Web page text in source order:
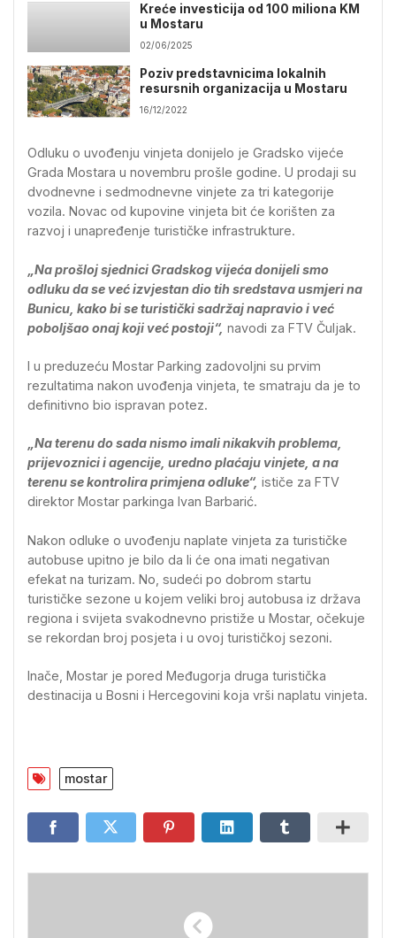
Kreće investicija od 100 miliona KM
u Mostaru
02/06/2025
Poziv predstavnicima lokalnih
resursnih organizacija u Mostaru
16/12/2022
Odluku o uvođenju vinjeta donijelo je Gradsko vijeće
Grada Mostara u novembru prošle godine. U prodaji su
dvodnevne i sedmodnevne vinjete za tri kategorije
vozila. Novac od kupovine vinjeta bit će korišten za
razvoj i unapređenje turističke infrastrukture.
„Na prošloj sjednici Gradskog vijeća donijeli smo
odluku da se već izvjestan dio tih sredstava usmjeri na
Bunicu, kako bi se turistički sadržaj napravio i već
poboljšao onaj koji već postoji“, navodi za FTV Čuljak.
I u preduzeću Mostar Parking zadovoljni su prvim
rezultatima nakon uvođenja vinjeta, te smatraju da je to
definitivno bio ispravan potez.
„Na terenu do sada nismo imali nikakvih problema,
prijevoznici i agencije, uredno plaćaju vinjete, a na
terenu se kontrolira primjena odluke“, ističe za FTV
direktor Mostar parkinga Ivan Barbarić.
Nakon odluke o uvođenju naplate vinjeta za turističke
autobuse upitno je bilo da li će ona imati negativan
efekat na turizam. No, sudeći po dobrom startu
turističke sezone u kojem veliki broj autobusa iz država
regiona i svijeta svakodnevno pristiže u Mostar, očekuje
se rekordan broj posjeta i u ovoj turističkoj sezoni.
Inače, Mostar je pored Međugorja druga turistička
destinacija u Bosni i Hercegovini koja vrši naplatu vinjeta.
mostar